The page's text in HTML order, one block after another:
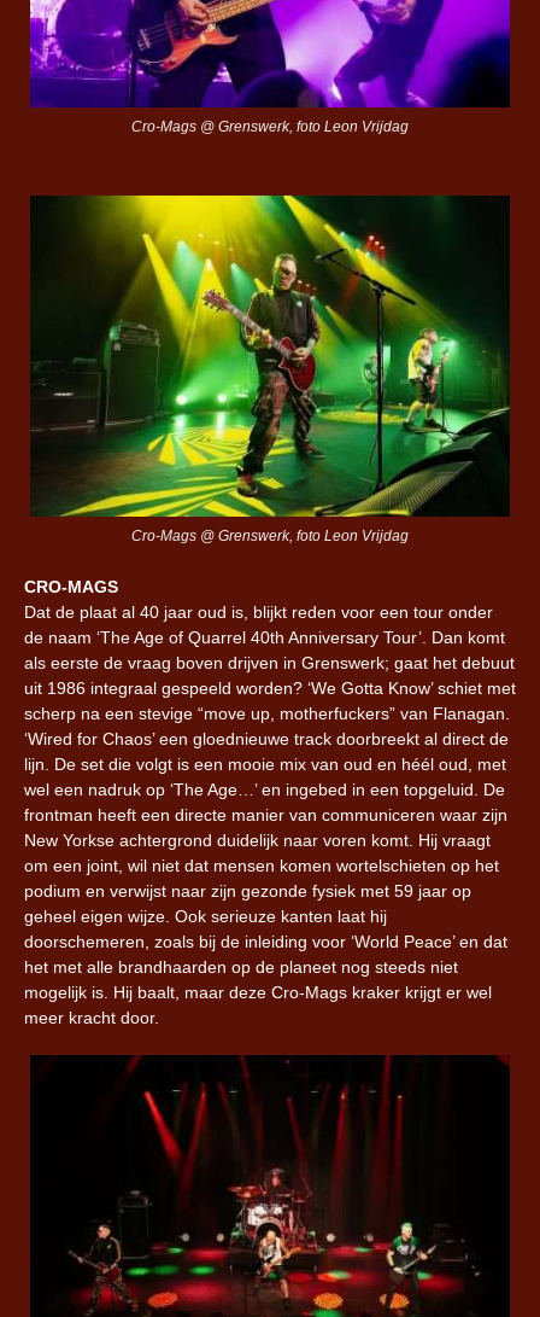
Cro-Mags @ Grenswerk, foto Leon Vrijdag
Cro-Mags @ Grenswerk, foto Leon Vrijdag
CRO-MAGS
Dat de plaat al 40 jaar oud is, blijkt reden voor een tour onder
de naam ‘The Age of Quarrel 40th Anniversary Tour’. Dan komt
als eerste de vraag boven drijven in Grenswerk; gaat het debuut
uit 1986 integraal gespeeld worden? ‘We Gotta Know’ schiet met
scherp na een stevige “move up, motherfuckers” van Flanagan.
‘Wired for Chaos’ een gloednieuwe track doorbreekt al direct de
lijn. De set die volgt is een mooie mix van oud en héél oud, met
wel een nadruk op ‘The Age…’ en ingebed in een topgeluid. De
frontman heeft een directe manier van communiceren waar zijn
New Yorkse achtergrond duidelijk naar voren komt. Hij vraagt
om een joint, wil niet dat mensen komen wortelschieten op het
podium en verwijst naar zijn gezonde fysiek met 59 jaar op
geheel eigen wijze. Ook serieuze kanten laat hij
doorschemeren, zoals bij de inleiding voor ‘World Peace’ en dat
het met alle brandhaarden op de planeet nog steeds niet
mogelijk is. Hij baalt, maar deze Cro-Mags kraker krijgt er wel
meer kracht door.